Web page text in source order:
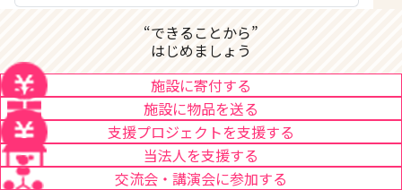
“できることから”
はじめましょう
施設に寄付する
施設に物品を送る
支援プロジェクトを支援する
当法人を支援する
交流会・講演会に参加する